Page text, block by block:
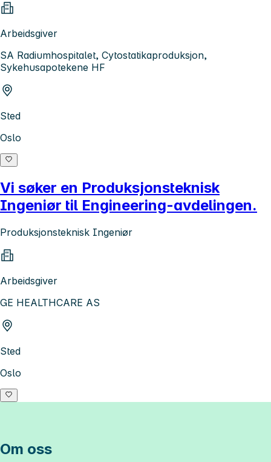
Arbeidsgiver
SA Radiumhospitalet, Cytostatikaproduksjon,
Sykehusapotekene HF
Sted
Oslo
Vi søker en Produksjonsteknisk
Ingeniør til Engineering-avdelingen.
Produksjonsteknisk Ingeniør
Arbeidsgiver
GE HEALTHCARE AS
Sted
Oslo
Om oss